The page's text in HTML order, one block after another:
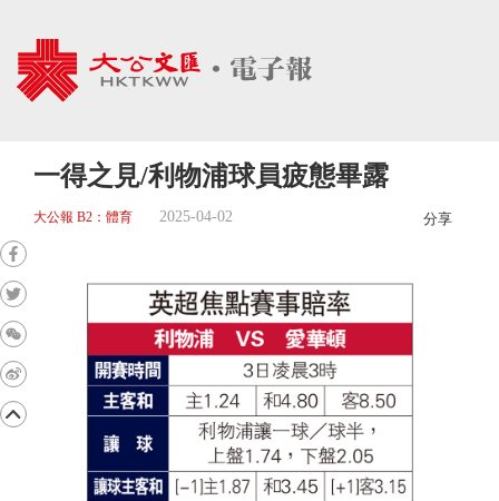
一得之見/利物浦球員疲態畢露
大公報 B2：體育 2025-04-02 分享